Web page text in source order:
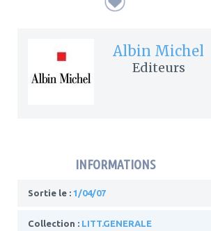
Albin Michel
Editeurs
INFORMATIONS
Sortie le : 1/04/07
Collection : LITT.GENERALE